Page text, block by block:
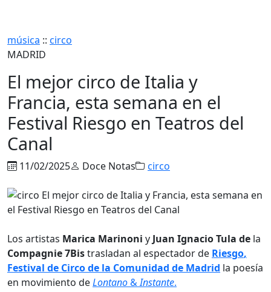
música :: circo
MADRID
El mejor circo de Italia y
Francia, esta semana en el
Festival Riesgo en Teatros del
Canal
11/02/2025 Doce Notas circo
Los artistas Marica Marinoni y Juan Ignacio Tula de la
Compagnie7Bistrasladan al espectador de Riesgo,
Festival de Circo de la Comunidad de Madrid la poesía
en movimiento deLontano&Instante.